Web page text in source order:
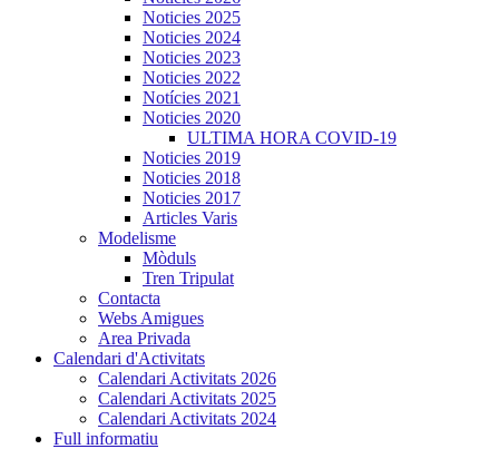
Noticies 2025
Noticies 2024
Noticies 2023
Noticies 2022
Notícies 2021
Noticies 2020
ULTIMA HORA COVID-19
Noticies 2019
Noticies 2018
Noticies 2017
Articles Varis
Modelisme
Mòduls
Tren Tripulat
Contacta
Webs Amigues
Area Privada
Calendari d'Activitats
Calendari Activitats 2026
Calendari Activitats 2025
Calendari Activitats 2024
Full informatiu